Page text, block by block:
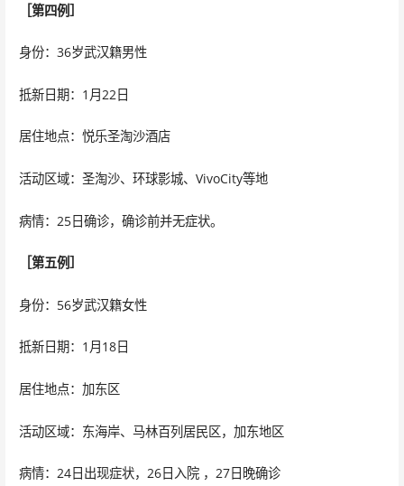
［第四例］
身份：36岁武汉籍男性
抵新日期：1月22日
居住地点：悦乐圣淘沙酒店
活动区域：圣淘沙、环球影城、VivoCity等地
病情：25日确诊，确诊前并无症状。
［第五例］
身份：56岁武汉籍女性
抵新日期：1月18日
居住地点：加东区
活动区域：东海岸、马林百列居民区，加东地区
病情：24日出现症状，26日入院 ，27日晚确诊